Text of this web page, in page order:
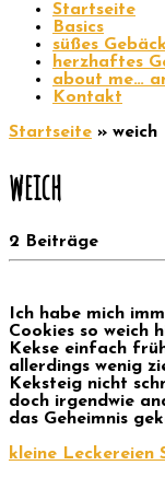
Startseite
Basics
süßes Gebäck
herzhaftes
about me…
Kontakt
Startseite » weich
weich
2 Beiträge
Ich habe mich
Cookies so weich
Kekse einfach
allerdings wenig
Keksteig nicht
doch irgendwie
das Geheimnis
kleine Leckereien